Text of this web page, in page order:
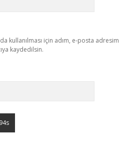
kullanılması için adım, e-posta adresim
kaydedilsin.